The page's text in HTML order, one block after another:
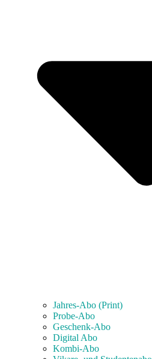
Jahres-Abo (Print)
Probe-Abo
Geschenk-Abo
Digital Abo
Kombi-Abo